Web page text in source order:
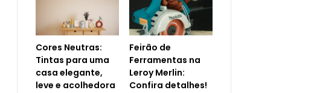
Cores Neutras:
Tintas para uma
casa elegante,
leve e acolhedora
Feirão de
Ferramentas na
Leroy Merlin:
Confira detalhes!